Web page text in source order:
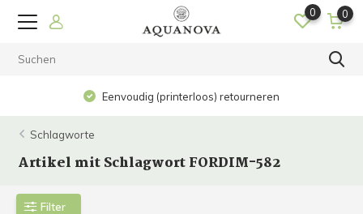
0 0
Eenvoudig (printerloos) retourneren
Schlagworte
Artikel mit Schlagwort FORDIM-582
Filter